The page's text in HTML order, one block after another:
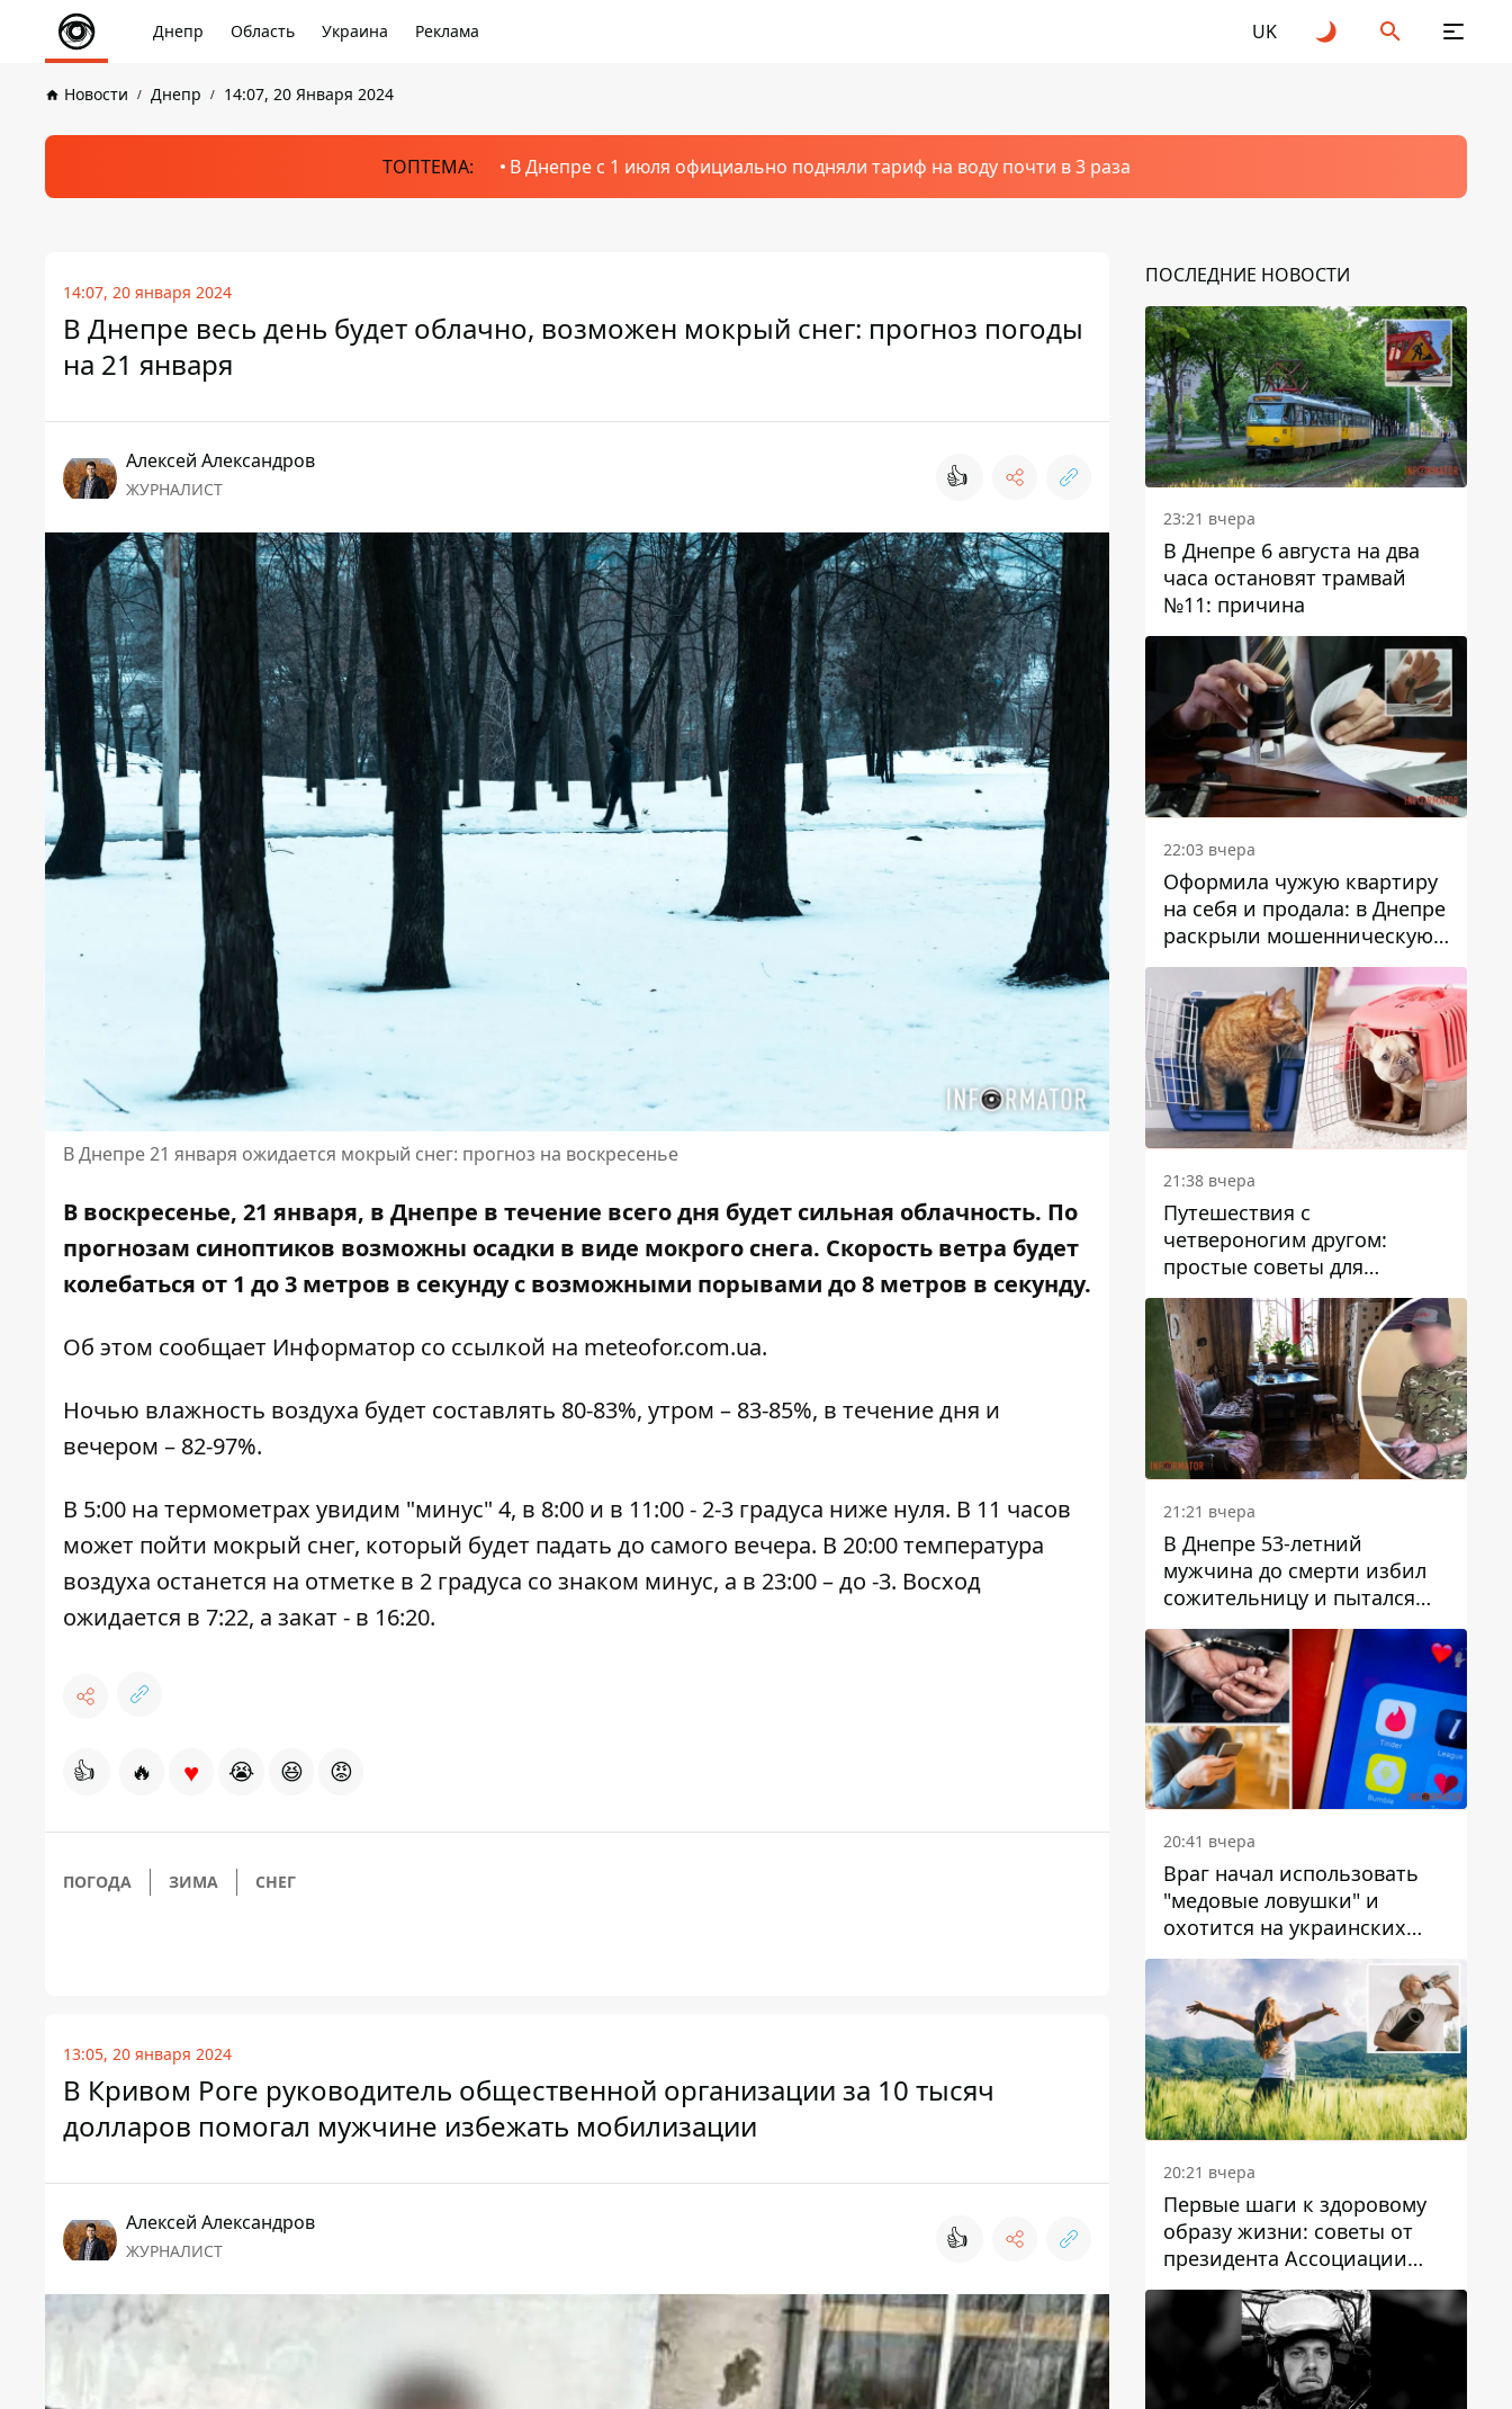
Днепр Область Украина Реклама UK
Новости Днепр 14:07, 20 Января 2024
ТОПТЕМА: В Днепре с 1 июля официально подняли тариф на воду почти в 3 раза
14:07, 20 января 2024
В Днепре весь день будет облачно, возможен мокрый снег: прогноз погоды
на 21 января
Алексей Александров
ЖУРНАЛИСТ 👍
В Днепре 21 января ожидается мокрый снег: прогноз на воскресенье
В воскресенье, 21 января, в Днепре в течение всего дня будет сильная облачность. По
прогнозам синоптиков возможны осадки в виде мокрого снега. Скорость ветра будет
колебаться от 1 до 3 метров в секунду с возможными порывами до 8 метров в секунду.
Об этом сообщает Информатор со ссылкой на meteofor.com.ua.
Ночью влажность воздуха будет составлять 80-83%, утром – 83-85%, в течение дня и
вечером – 82-97%.
В 5:00 на термометрах увидим "минус" 4, в 8:00 и в 11:00 - 2-3 градуса ниже нуля. В 11 часов
может пойти мокрый снег, который будет падать до самого вечера. В 20:00 температура
воздуха останется на отметке в 2 градуса со знаком минус, а в 23:00 – до -3. Восход
ожидается в 7:22, а закат - в 16:20.
👍 🔥 ♥ 😭 😆 😡
ПОГОДА ЗИМА СНЕГ
13:05, 20 января 2024
В Кривом Роге руководитель общественной организации за 10 тысяч
долларов помогал мужчине избежать мобилизации
Алексей Александров
ЖУРНАЛИСТ 👍
ПОСЛЕДНИЕ НОВОСТИ
23:21 вчера
В Днепре 6 августа на два
часа остановят трамвай
№11: причина
22:03 вчера
Оформила чужую квартиру
на себя и продала: в Днепре
раскрыли мошенническую
схему с недвижимостью
21:38 вчера
Путешествия с
четвероногим другом:
простые советы для
поездок с животными
21:21 вчера
В Днепре 53-летний
мужчина до смерти избил
сожительницу и пытался
скрыть преступление:
детали
20:41 вчера
Враг начал использовать
"медовые ловушки" и
охотится на украинских
военнослужащих
20:21 вчера
Первые шаги к здоровому
образу жизни: советы от
президента Ассоциации
диетологов Украины